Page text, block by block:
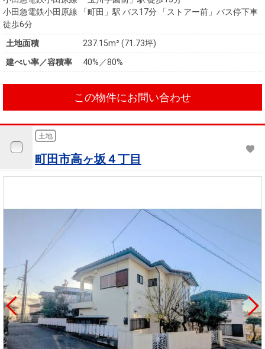
小田急電鉄小田原線 「町田」駅 バス17分 「ストアー前」バス停下車
徒歩6分
土地面積
237.15m² (71.73坪)
建ぺい率／容積率
40%／80%
この物件にお問い合わせ
土地
町田市高ヶ坂４丁目